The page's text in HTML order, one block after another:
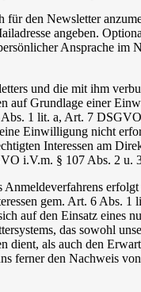
für den Newsletter
angeben.
Ansprache im
und die mit ihm
auf Grundlage einer
1 lit. a, Art. 7
Einwilligung nicht
Interessen am
i.V.m. § 107 Abs. 2 u.
gem. Art. 6 Abs.
auf den Einsatz eines
das sowohl
dient, als auch den
ferner den Nachweis